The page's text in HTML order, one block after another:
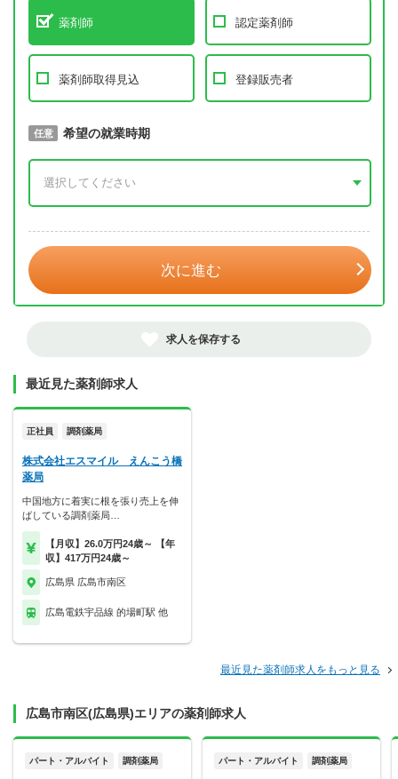
薬剤師 認定薬剤師
薬剤師取得見込 登録販売者
必須 取得予定年
任意 希望の就業時期
次に進む
求人を保存する
最近見た薬剤師求人
正社員 調剤薬局
株式会社エスマイル えんこう橋
薬局
中国地方に着実に根を張り売上を伸
ばしている調剤薬局…
【月収】26.0万円24歳～ 【年
収】417万円24歳～
広島県 広島市南区
広島電鉄宇品線 的場町駅 他
最近見た薬剤師求人をもっと見る
広島市南区(広島県)エリアの薬剤師求人
パート・アルバイト 調剤薬局 パート・アルバイト 調剤薬局